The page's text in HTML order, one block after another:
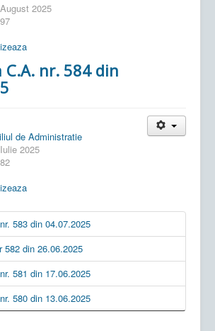
2025
nr. 584 din
de Administratie
2025
583 din 04.07.2025
582 din 26.06.2025
581 din 17.06.2025
580 din 13.06.2025